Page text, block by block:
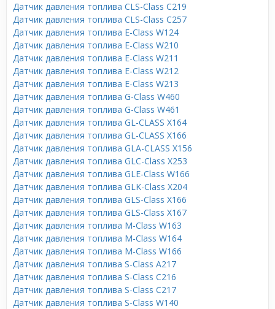
Датчик давления топлива CLS-Class C219
Датчик давления топлива CLS-Class C257
Датчик давления топлива E-Class W124
Датчик давления топлива E-Class W210
Датчик давления топлива E-Class W211
Датчик давления топлива E-Class W212
Датчик давления топлива E-Class W213
Датчик давления топлива G-Class W460
Датчик давления топлива G-Class W461
Датчик давления топлива GL-CLASS X164
Датчик давления топлива GL-CLASS X166
Датчик давления топлива GLA-CLASS X156
Датчик давления топлива GLC-Class X253
Датчик давления топлива GLE-Class W166
Датчик давления топлива GLK-Class X204
Датчик давления топлива GLS-Class X166
Датчик давления топлива GLS-Class X167
Датчик давления топлива M-Class W163
Датчик давления топлива M-Class W164
Датчик давления топлива M-Class W166
Датчик давления топлива S-Class A217
Датчик давления топлива S-Class C216
Датчик давления топлива S-Class C217
Датчик давления топлива S-Class W140